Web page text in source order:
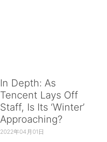
In Depth: As
Tencent Lays Off
Staff, Is Its ‘Winter’
Approaching?
2022年04月01日